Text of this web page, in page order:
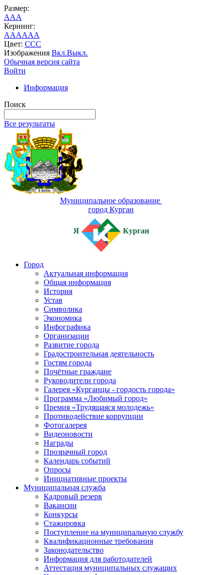
Размер:
AAA
Кернинг:
AAAAAA
Цвет: CCC
Изображения Вкл.Выкл.
Обычная версия сайта
Войти
Информация
Поиск
Все результаты
Муниципальное образование
город Курган
Я Курган
Город
Актуальная информация
Общая информация
История
Устав
Символика
Экономика
Инфографика
Организации
Развитие города
Градостроительная деятельность
Гостям города
Почётные граждане
Руководители города
Галерея «Курганцы - гордость города»
Программа «Любимый город»
Премия «Трудящаяся молодежь»
Противодействие коррупции
Фотогалерея
Видеоновости
Награды
Прозрачный город
Календарь событий
Опросы
Инициативные проекты
Муниципальная служба
Кадровый резерв
Вакансии
Конкурсы
Стажировка
Поступление на муниципальную службу
Квалификационные требования
Законодательство
Информация для работодателей
Аттестация муниципальных служащих